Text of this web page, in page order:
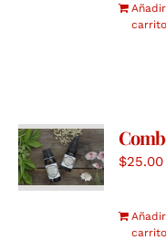
carrito
$25.00
carrito